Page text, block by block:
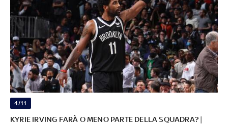
4/11
KYRIE IRVING FARÀ O MENO PARTE DELLA SQUADRA? |